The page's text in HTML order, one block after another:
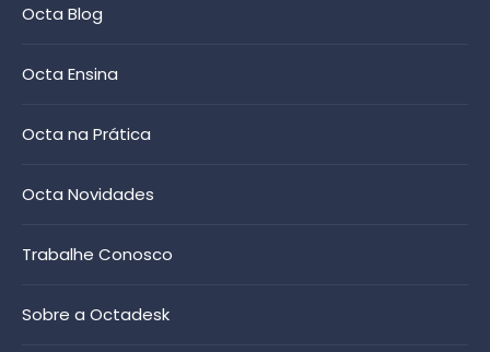
Octa Blog
Octa Ensina
Octa na Prática
Octa Novidades
Trabalhe Conosco
Sobre a Octadesk